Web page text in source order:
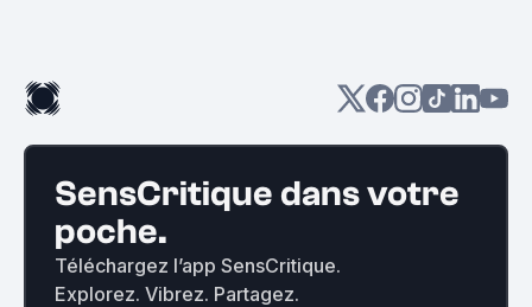
SensCritique dans votre
poche.
Téléchargez l’app SensCritique.
Explorez. Vibrez. Partagez.